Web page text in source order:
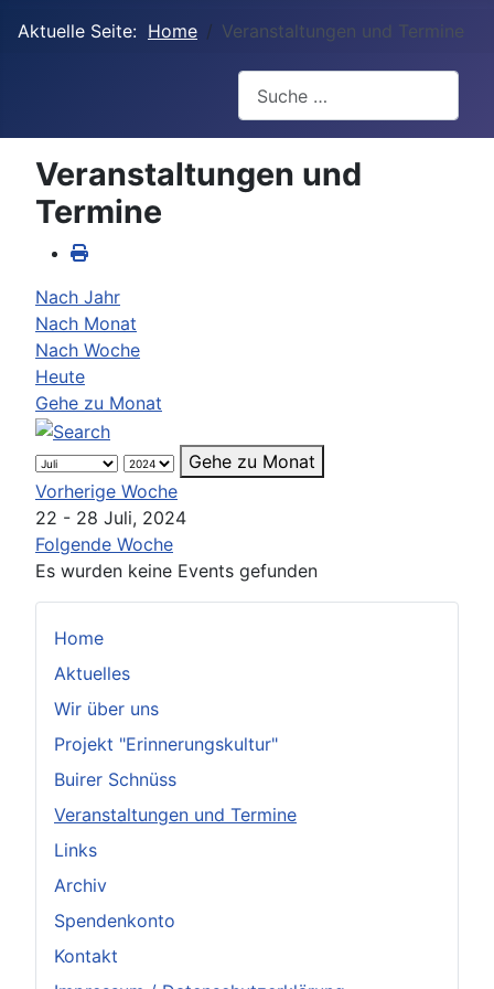
Aktuelle Seite: Home Veranstaltungen und Termine
Home
Aktuelles
Wir über uns
Projekt "Erinnerungskultur"
Buirer Schnüss
Veranstaltungen und Termine
Links
Archiv
Spendenkonto
Kontakt
Veranstaltungen und
Termine
Nach Jahr
Nach Monat
Nach Woche
Heute
Gehe zu Monat
Gehe zu Monat
Vorherige Woche
22 - 28 Juli, 2024
Folgende Woche
Es wurden keine Events gefunden